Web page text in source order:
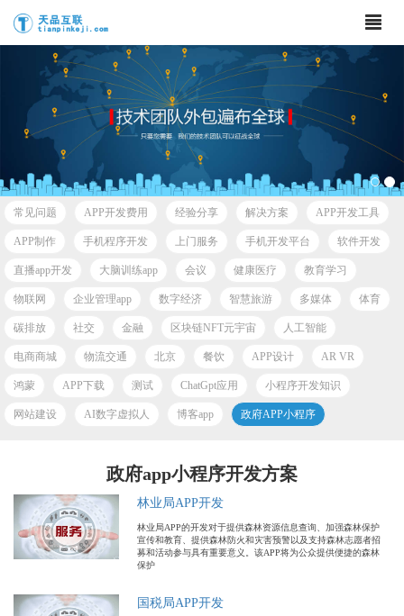
常见问题 APP开发费用 经验分享 解决方案 APP开发工具
APP制作 手机程序开发 上门服务 手机开发平台 软件开发
直播app开发 大脑训练app 会议 健康医疗 教育学习
物联网 企业管理app 数字经济 智慧旅游 多媒体 体育
碳排放 社交 金融 区块链NFT元宇宙 人工智能
电商商城 物流交通 北京 餐饮 APP设计 AR VR
鸿蒙 APP下载 测试 ChatGpt应用 小程序开发知识
网站建设 AI数字虚拟人 博客app 政府APP小程序
政府app小程序开发方案
林业局APP开发
林业局APP的开发对于提供森林资源信息查询、加强森林保护
宣传和教育、提供森林防火和灾害预警以及支持森林志愿者招
募和活动参与具有重要意义。该APP将为公众提供便捷的森林
保护
国税局APP开发